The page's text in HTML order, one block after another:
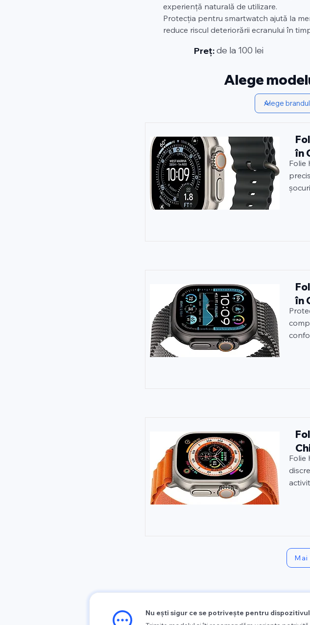
experiență naturală de utilizare.
Protecția pentru smartwatch ajută la
reduce riscul deteriorării ecranului în
Preț:de la 100 lei
Alege
în
Folie
în
Folie
Nu ești sigur ce se potrivește pentru